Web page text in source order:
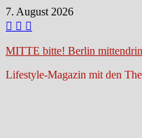
Zum
Inhalt
7. August 2026
MITTE bitte! Berlin mittendrin
Lifestyle-Magazin mit den